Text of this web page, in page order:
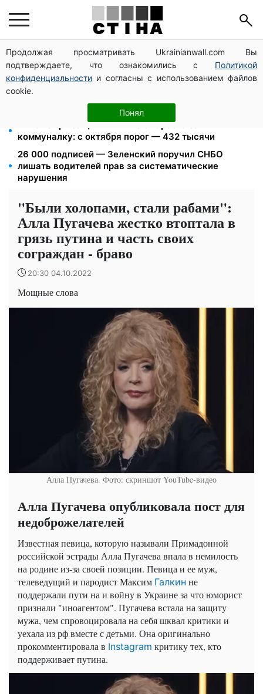
Продолжая просматривать Ukrainianwall.com Вы
подтверждаете, что ознакомились с Политикой
конфиденциальности и согласны с использованием файлов
cookie.
Понял
Фейковые сайты сервисных центров МВД:
мошенники выманивают деньги у водителей перед
выездом за границу
Дефицит товаров в Фора: рф уничтожила склады с
запасами продукции
172 940 грн защитят жилье от ареста за
коммуналку: с октября порог — 432 тысячи
26 000 подписей — Зеленский поручил СНБО
лишать водителей прав за систематические
нарушения
"Были холопами, стали рабами":
Алла Пугачева жестко втоптала в
грязь путина и часть своих
сограждан - браво
20:30 04.10.2022
Мощные слова
Алла Пугачева. Фото: скриншот YouTube-видео
Алла Пугачева опубликовала пост для
недоброжелателей
Известная певица, которую называли Примадонной
российской эстрады Алла Пугачева впала в немилость
на родине из-за своей позиции. Певица и ее муж,
телеведущий и пародист Максим Галкин не
поддержали пути на и войну в Украине за что юморист
признали "иноагентом". Пугачева встала на защиту
мужа, чем спровоцировала на себя шквал критики и
уехала из рф вместе с детьми. Она оригинально
прокомментировала в Instagram критику тех, кто
поддерживает путина.